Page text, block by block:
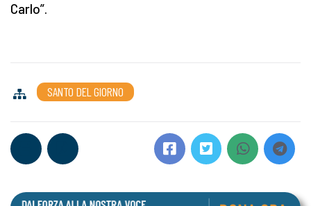
Carlo”.
SANTO DEL GIORNO